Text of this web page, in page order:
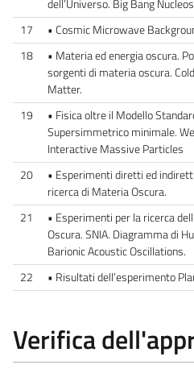
dell’Universo. Big Bang
17
• Cosmic Microwave
18
• Materia ed energia oscura.
sorgenti di materia oscura.
Matter.
19
• Fisica oltre il Modello
Supersimmetrico minimale.
Interactive Massive Particles
20
• Esperimenti diretti ed
ricerca di Materia Oscura.
21
• Esperimenti per la ricerca
Oscura. SNIA. Diagramma di
Barionic Acoustic Oscillations.
22
• Risultati dell’esperimento
Verifica